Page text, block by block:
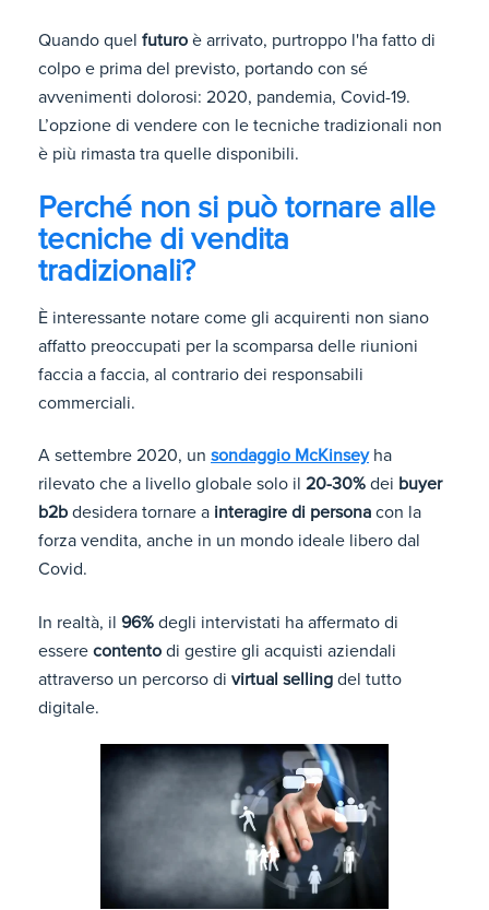
Quando quel futuro è arrivato, purtroppo l'ha fatto di
colpo e prima del previsto, portando con sé
avvenimenti dolorosi: 2020, pandemia, Covid-19.
L’opzione di vendere con le tecniche tradizionali non
è più rimasta tra quelle disponibili.
Perché non si può tornare alle
tecniche di vendita
tradizionali?
È interessante notare come gli acquirenti non siano
affatto preoccupati per la scomparsa delle riunioni
faccia a faccia, al contrario dei responsabili
commerciali.
A settembre 2020, un sondaggio McKinseyha
rilevato che a livello globale solo il 20-30% dei buyer
b2b desidera tornare a interagire di persona con la
forza vendita, anche in un mondo ideale libero dal
Covid.
In realtà, il 96% degli intervistati ha affermato di
essere contento di gestire gli acquisti aziendali
attraverso un percorso di virtual selling del tutto
digitale.